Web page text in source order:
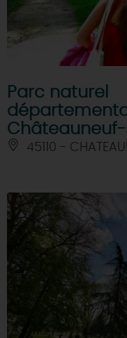
Parc naturel
Châteauneuf-
45110 -